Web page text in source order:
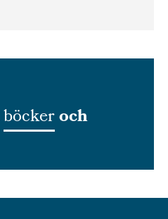
böckeroch